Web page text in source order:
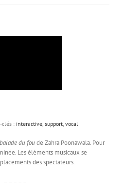
clés : interactive, support, vocal
du foude Zahra Poonawala. Pour
Les éléments musicaux se
des spectateurs.
– – – – –